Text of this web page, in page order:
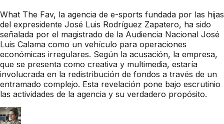
What The Fav, la agencia de e-sports fundada por las hijas
del expresidente José Luis Rodríguez Zapatero, ha sido
señalada por el magistrado de la Audiencia Nacional José
Luis Calama como un vehículo para operaciones
económicas irregulares. Según la acusación, la empresa,
que se presenta como creativa y multimedia, estaría
involucrada en la redistribución de fondos a través de un
entramado complejo. Esta revelación pone bajo escrutinio
las actividades de la agencia y su verdadero propósito.